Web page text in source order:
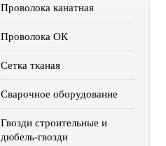
Проволока канатная
Проволока ОК
Сетка тканая
Сварочное оборудование
Гвозди строительные и
дюбель-гвозди